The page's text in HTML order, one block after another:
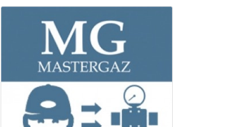
Профессиональная установка унитаза от
приездом мастера в точно согласованное
время (±30 мин). Работаем без
строительной пыли, проверяем
герметичность, даём 24 месяца гарантии.
Более 750 000 домохозяйств в Киеве уже